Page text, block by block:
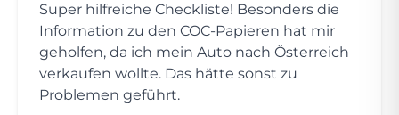
Super hilfreiche Checkliste! Besonders die
Information zu den COC-Papieren hat mir
geholfen, da ich mein Auto nach Österreich
verkaufen wollte. Das hätte sonst zu
Problemen geführt.